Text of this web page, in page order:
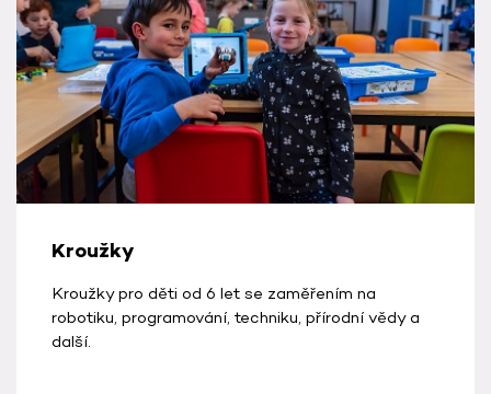
Kroužky
Kroužky pro děti od 6 let se zaměřením na
robotiku, programování, techniku, přírodní vědy a
další.